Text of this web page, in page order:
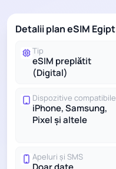
Detalii plan eSIM Egipt
Tip
eSIM preplătit
(Digital)
Dispozitive compatibile
iPhone, Samsung,
Pixel și altele
Apeluri și SMS